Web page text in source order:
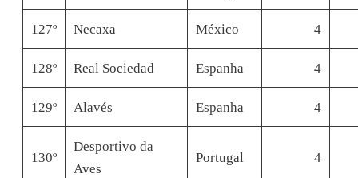
127º Necaxa México 4
128º Real Sociedad Espanha 4
129º Alavés Espanha 4
130º
Desportivo da
Aves
Portugal 4